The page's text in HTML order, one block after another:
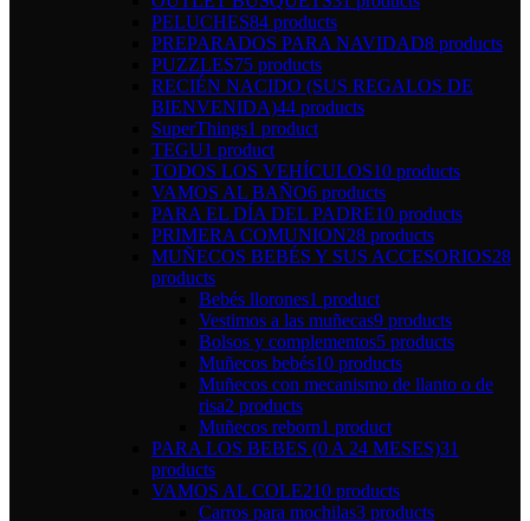
PELUCHES84 products
PREPARADOS PARA NAVIDAD8 products
PUZZLES75 products
RECIÉN NACIDO (SUS REGALOS DE
BIENVENIDA)44 products
SuperThings1 product
TEGU1 product
TODOS LOS VEHÍCULOS10 products
VAMOS AL BAÑO6 products
PARA EL DÍA DEL PADRE10 products
PRIMERA COMUNION28 products
MUÑECOS BEBÉS Y SUS ACCESORIOS28
products
Bebés llorones1 product
Vestimos a las muñecas9 products
Bolsos y complementos5 products
Muñecos bebés10 products
Muñecos con mecanismo de llanto o de
risa2 products
Muñecos reborn1 product
PARA LOS BEBES (0 A 24 MESES)31
products
VAMOS AL COLE210 products
Carros para mochilas3 products